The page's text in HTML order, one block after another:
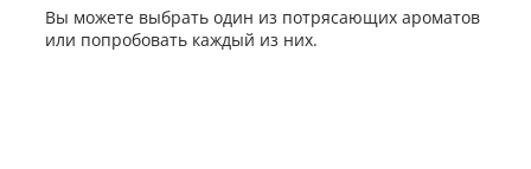
Вы можете выбрать один из потрясающих ароматов
или попробовать каждый из них.